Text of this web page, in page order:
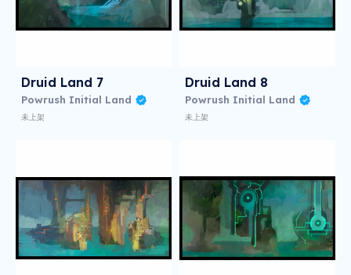
Druid Land 7
Powrush Initial Land
未上架
Druid Land 8
Powrush Initial Land
未上架